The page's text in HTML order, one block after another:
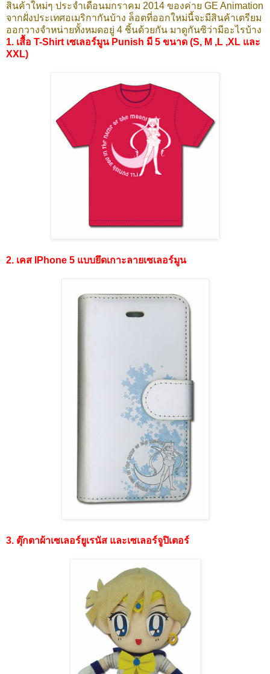
สินค้าใหม่ๆ ประจำเดือนมกราคม 2014 ของค่าย GE Animation
จากฝั่งประเทศอเมริกากันบ้าง ล็อตที่ออกใหม่นี้จะมีสินค้าเตรียม
ออกวางจำหน่ายทั้งหมดอยู่ 4 ชิ้นด้วยกัน มาดูกันซิว่ามีอะไรบ้าง
1. เสื้อ T-Shirt เซเลอร์มูน Punish มี 5 ขนาด (S, M ,L ,XL และ
XXL)
2. เคส IPhone 5 แบบยึดเกาะลายเซเลอร์มูน
3. ตุ๊กตาผ้าเซเลอร์ยูเรนัส และเซเลอร์จูปิเตอร์